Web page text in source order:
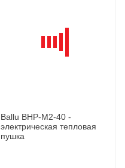
Ballu BHP-M2-40 -
электрическая тепловая
пушка